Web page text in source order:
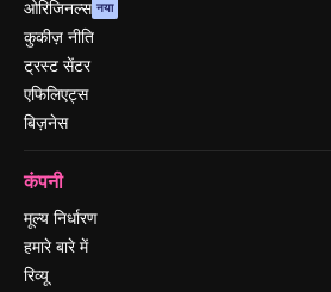
ओरिजिनल्स नया
कुकीज़ नीति
ट्रस्ट सेंटर
एफिलिएट्स
बिज़नेस
कंपनी
मूल्य निर्धारण
हमारे बारे में
रिव्यू